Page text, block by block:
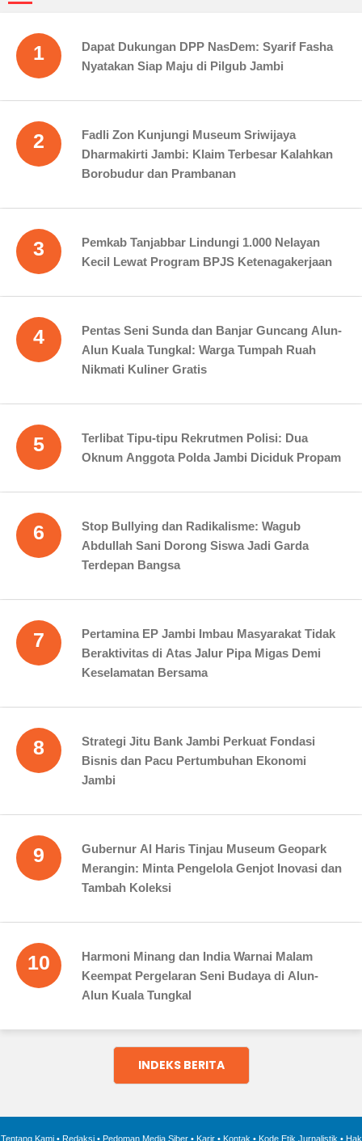
1
Dapat Dukungan DPP NasDem: Syarif Fasha
Nyatakan Siap Maju di Pilgub Jambi
2
Fadli Zon Kunjungi Museum Sriwijaya
Dharmakirti Jambi: Klaim Terbesar Kalahkan
Borobudur dan Prambanan
3
Pemkab Tanjabbar Lindungi 1.000 Nelayan
Kecil Lewat Program BPJS Ketenagakerjaan
4
Pentas Seni Sunda dan Banjar Guncang Alun-
Alun Kuala Tungkal: Warga Tumpah Ruah
Nikmati Kuliner Gratis
5
Terlibat Tipu-tipu Rekrutmen Polisi: Dua
Oknum Anggota Polda Jambi Diciduk Propam
6
Stop Bullying dan Radikalisme: Wagub
Abdullah Sani Dorong Siswa Jadi Garda
Terdepan Bangsa
7
Pertamina EP Jambi Imbau Masyarakat Tidak
Beraktivitas di Atas Jalur Pipa Migas Demi
Keselamatan Bersama
8
Strategi Jitu Bank Jambi Perkuat Fondasi
Bisnis dan Pacu Pertumbuhan Ekonomi
Jambi
9
Gubernur Al Haris Tinjau Museum Geopark
Merangin: Minta Pengelola Genjot Inovasi dan
Tambah Koleksi
10
Harmoni Minang dan India Warnai Malam
Keempat Pergelaran Seni Budaya di Alun-
Alun Kuala Tungkal
INDEKS BERITA
Tentang Kami• Redaksi• Pedoman Media Siber• Karir• Kontak • Kode Etik Jurnalistik • Hak